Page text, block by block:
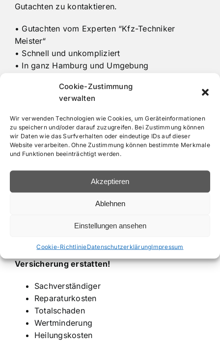
Cookie-Zustimmung
verwalten
Wir verwenden Technologien wie Cookies, um Geräteinformationen
zu speichern und/oder darauf zuzugreifen. Bei Zustimmung können
wir Daten wie das Surfverhalten oder eindeutige IDs auf dieser
Website verarbeiten. Ohne Zustimmung können bestimmte Merkmale
und Funktionen beeinträchtigt werden.
Akzeptieren
Ablehnen
Einstellungen ansehen
Cookie-RichtlinieDatenschutzerklärungImpressum
Gutachten zu kontaktieren.
• Gutachten vom Experten “Kfz-Techniker
Meister“
• Schnell und unkompliziert
• In ganz Hamburg und Umgebung
Welche Kosten muss die
gegnerische Versicherung
Diese Kosten muss Ihnen die gegnerische
Versicherung erstatten!
Sachverständiger
Reparaturkosten
Totalschaden
Wertminderung
Heilungskosten